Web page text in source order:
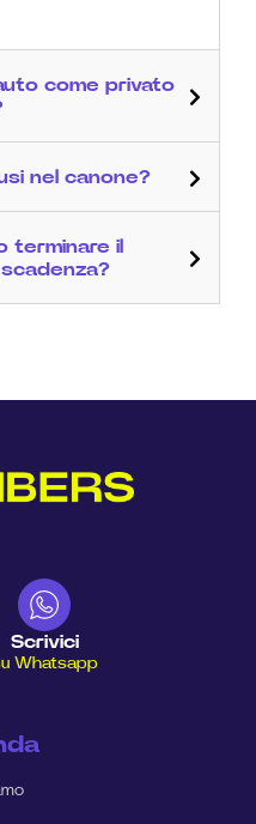
come privato
nel canone?
terminare il
Scrivici
Whatsapp